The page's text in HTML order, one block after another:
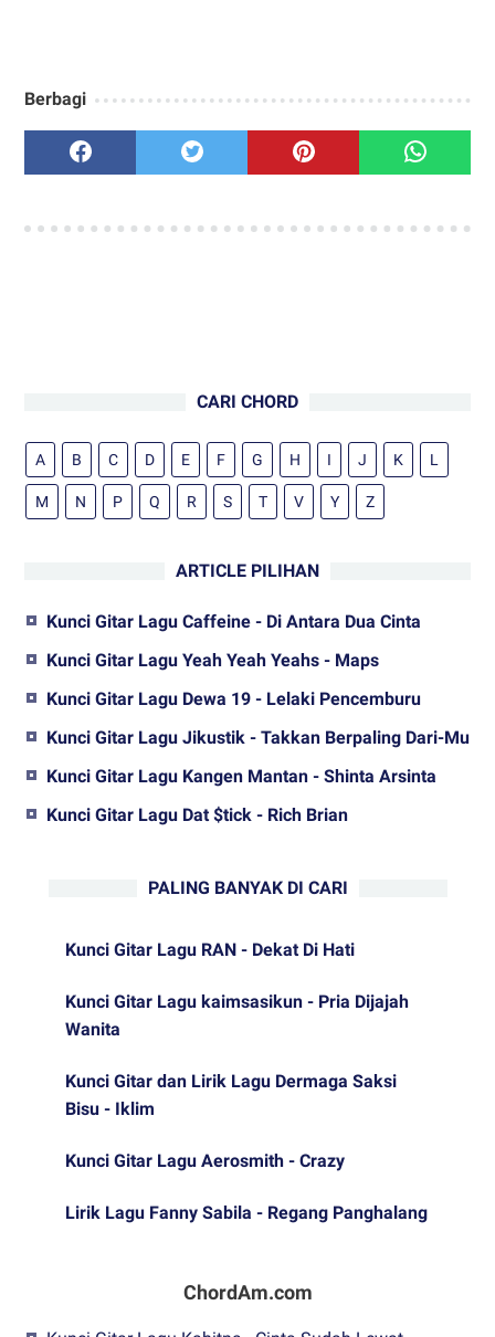
Berbagi
CARI CHORD
A B C D E F G H I J K L
M N P Q R S T V Y Z
ARTICLE PILIHAN
Kunci Gitar Lagu Caffeine - Di Antara Dua Cinta
Kunci Gitar Lagu Yeah Yeah Yeahs - Maps
Kunci Gitar Lagu Dewa 19 - Lelaki Pencemburu
Kunci Gitar Lagu Jikustik - Takkan Berpaling Dari-Mu
Kunci Gitar Lagu Kangen Mantan - Shinta Arsinta
Kunci Gitar Lagu Dat $tick - Rich Brian
PALING BANYAK DI CARI
Kunci Gitar Lagu RAN - Dekat Di Hati
Kunci Gitar Lagu kaimsasikun - Pria Dijajah
Wanita
Kunci Gitar dan Lirik Lagu Dermaga Saksi
Bisu - Iklim
Kunci Gitar Lagu Aerosmith - Crazy
Lirik Lagu Fanny Sabila - Regang Panghalang
ChordAm.com